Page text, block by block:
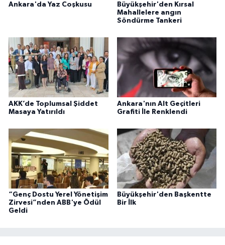
Ankara'da Yaz Coşkusu
Büyükşehir'den Kırsal
Mahallelere angın
Söndürme Tankeri
AKK’de Toplumsal Şiddet
Masaya Yatırıldı
Ankara'nın Alt Geçitleri
Grafiti İle Renklendi
“Genç Dostu Yerel Yönetişim
Zirvesi”nden ABB'ye Ödül
Geldi
Büyükşehir'den Başkentte
Bir İlk